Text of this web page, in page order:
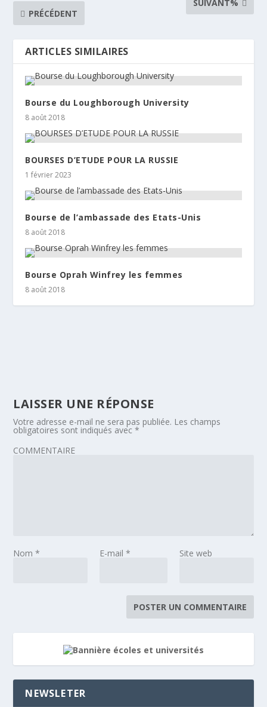
PRÉCÉDENT
SUIVANT%
ARTICLES SIMILAIRES
Bourse du Loughborough University
8 août 2018
BOURSES D’ETUDE POUR LA RUSSIE
1 février 2023
Bourse de l’ambassade des Etats-Unis
8 août 2018
Bourse Oprah Winfrey les femmes
8 août 2018
LAISSER UNE RÉPONSE
Votre adresse e-mail ne sera pas publiée. Les champs
obligatoires sont indiqués avec*
COMMENTAIRE
Nom* E-mail * Site web
NEWSLETER